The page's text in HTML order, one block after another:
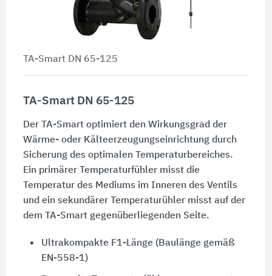
TA-Smart DN 65-125
TA-Smart DN 65-125
Der TA-Smart optimiert den Wirkungsgrad der
Wärme- oder Kälteerzeugungseinrichtung durch
Sicherung des optimalen Temperaturbereiches.
Ein primärer Temperaturfühler misst die
Temperatur des Mediums im Inneren des Ventils
und ein sekundärer Temperaturühler misst auf der
dem TA-Smart gegenüberliegenden Seite.
Ultrakompakte F1-Länge (Baulänge gemäß
EN-558-1)